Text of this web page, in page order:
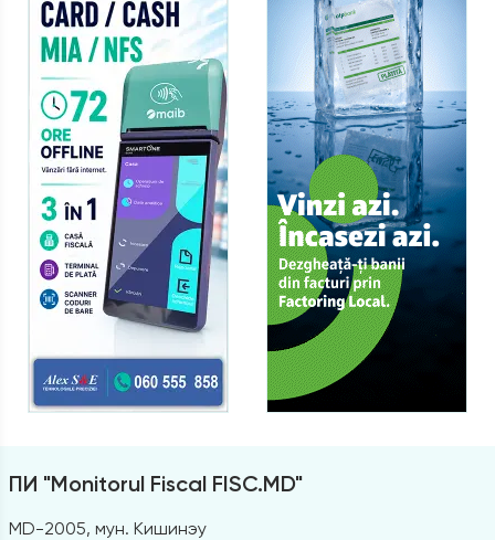
ПИ "Monitorul Fiscal FISC.MD"
MD-2005, мун. Кишинэу